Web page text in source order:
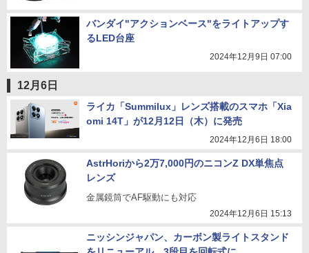
バンダイ"アクションベース"をライトアップす
るLED台座
2024年12月9日 07:00
12月6日
ライカ「Summilux」レンズ搭載のスマホ「Xia
omi 14T」が12月12日（木）に発売
2024年12月6日 18:00
AstrHoriから2万7,000円のニコンZ DX単焦点
レンズ
金属鏡筒でAF駆動にも対応
2024年12月6日 15:13
ニッシンジャパン、カーボン製ライトスタンド